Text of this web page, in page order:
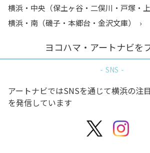
横浜・中央（保土ヶ谷・二俣川・戸塚・上
横浜・南（磯子・本郷台・金沢文庫）
ヨコハマ・アートナビを
SNS
アートナビではSNSを通じて横浜の注
を発信しています